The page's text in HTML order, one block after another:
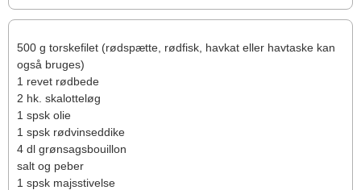
500 g torskefilet (rødspætte, rødfisk, havkat eller havtaske kan
også bruges)
1 revet rødbede
2 hk. skalotteløg
1 spsk olie
1 spsk rødvinseddike
4 dl grønsagsbouillon
salt og peber
1 spsk majsstivelse